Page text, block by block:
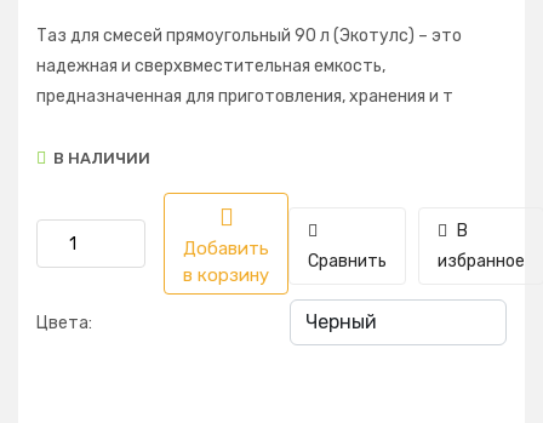
Таз для смесей прямоугольный 90 л (Экотулс) – это
надежная и сверхвместительная емкость,
предназначенная для приготовления, хранения и т
В НАЛИЧИИ
Добавить
в корзину
Сравнить
В
избранное
Цвета: